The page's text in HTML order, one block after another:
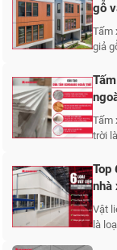
gỗ
ASA
Tấm
giả
Tấm
trời
Top
nhà
Vật
là